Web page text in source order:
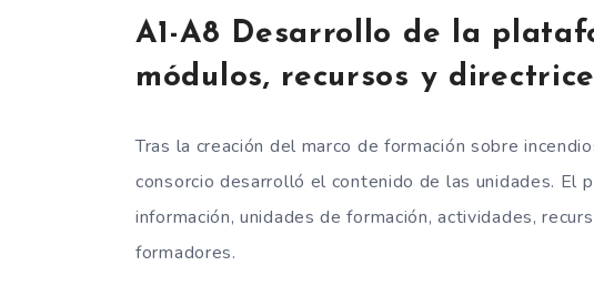
A1-A8 Desarrollo de la
módulos, recursos y
Tras la creación del marco de formación sobre
consorcio desarrolló el contenido de las unidades. El
información, unidades de formación, actividades,
formadores.